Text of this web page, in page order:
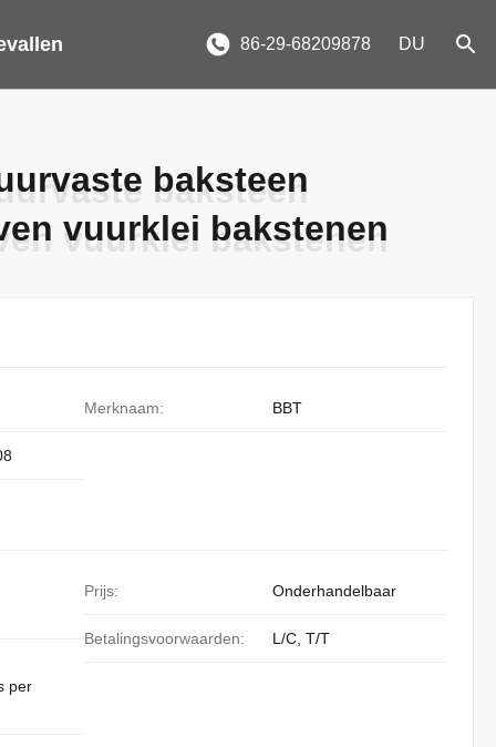
86-29-68209878 DU
baksteen
vuurklei bakstenen
baksteen
vuurklei bakstenen
Merknaam: BBT
Prijs: Onderhandelbaar
Betalingsvoorwaarden: L/C, T/T
per